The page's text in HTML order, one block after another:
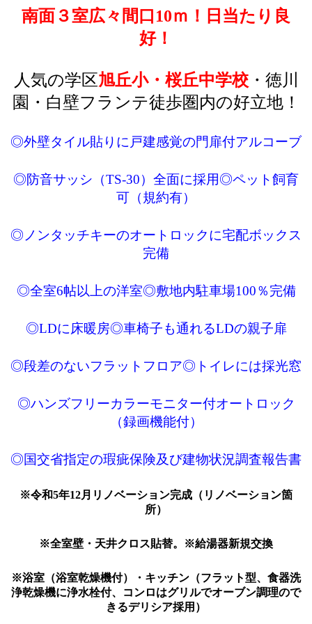
南面３室広々間口10ｍ！日当たり良
好！
人気の学区旭丘小・桜丘中学校・徳川
園・白壁フランテ徒歩圏内の好立地！
◎外壁タイル貼りに戸建感覚の門扉付アルコーブ
◎防音サッシ（TS-30）全面に採用◎ペット飼育
可（規約有）
◎ノンタッチキーのオートロックに宅配ボックス
完備
◎全室6帖以上の洋室◎敷地内駐車場100％完備
◎LDに床暖房◎車椅子も通れるLDの親子扉
◎段差のないフラットフロア◎トイレには採光窓
◎ハンズフリーカラーモニター付オートロック
（録画機能付）
◎国交省指定の瑕疵保険及び建物状況調査報告書
※令和5年12月リノベーション完成（リノベーション箇
所）
※全室壁・天井クロス貼替。※給湯器新規交換
※浴室（浴室乾燥機付）・キッチン（フラット型、食器洗
浄乾燥機に浄水栓付、コンロはグリルでオーブン調理ので
きるデリシア採用）